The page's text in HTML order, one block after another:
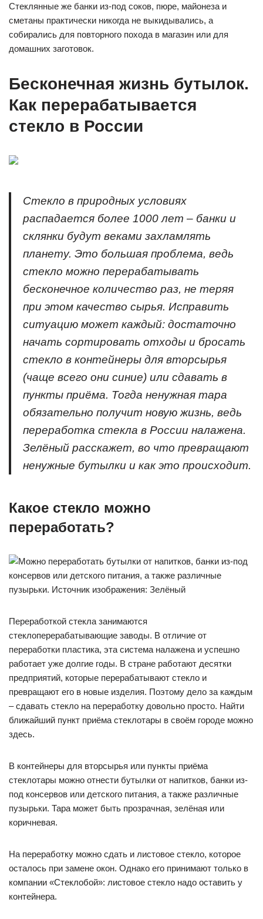
Стеклянные же банки из-под соков, пюре, майонеза и
сметаны практически никогда не выкидывались, а
собирались для повторного похода в магазин или для
домашних заготовок.
Бесконечная жизнь бутылок.
Как перерабатывается
стекло в России
Стекло в природных условиях
распадается более 1000 лет – банки и
склянки будут веками захламлять
планету. Это большая проблема, ведь
стекло можно перерабатывать
бесконечное количество раз, не теряя
при этом качество сырья. Исправить
ситуацию может каждый: достаточно
начать сортировать отходы и бросать
стекло в контейнеры для вторсырья
(чаще всего они синие) или сдавать в
пункты приёма. Тогда ненужная тара
обязательно получит новую жизнь, ведь
переработка стекла в России налажена.
Зелёный расскажет, во что превращают
ненужные бутылки и как это происходит.
Какое стекло можно
переработать?
Переработкой стекла занимаются
стеклоперерабатывающие заводы. В отличие от
переработки пластика, эта система налажена и успешно
работает уже долгие годы. В стране работают десятки
предприятий, которые перерабатывают стекло и
превращают его в новые изделия. Поэтому дело за каждым
– сдавать стекло на переработку довольно просто. Найти
ближайший пункт приёма стеклотары в своём городе можно
здесь.
В контейнеры для вторсырья или пункты приёма
стеклотары можно отнести бутылки от напитков, банки из-
под консервов или детского питания, а также различные
пузырьки. Тара может быть прозрачная, зелёная или
коричневая.
На переработку можно сдать и листовое стекло, которое
осталось при замене окон. Однако его принимают только в
компании «Стеклобой»: листовое стекло надо оставить у
контейнера.